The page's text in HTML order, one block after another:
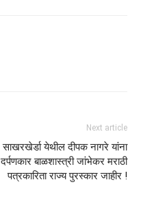
Next article
साखरखेर्डा येथील दीपक नागरे यांना
दर्पणकार बाळशास्त्री जांभेकर मराठी
पत्रकारिता राज्य पुरस्कार जाहीर !